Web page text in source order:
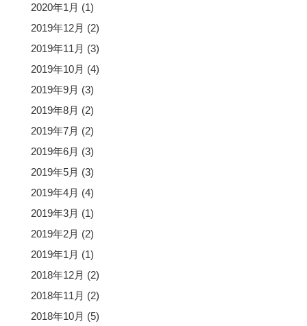
2020年1月 (1)
2019年12月 (2)
2019年11月 (3)
2019年10月 (4)
2019年9月 (3)
2019年8月 (2)
2019年7月 (2)
2019年6月 (3)
2019年5月 (3)
2019年4月 (4)
2019年3月 (1)
2019年2月 (2)
2019年1月 (1)
2018年12月 (2)
2018年11月 (2)
2018年10月 (5)